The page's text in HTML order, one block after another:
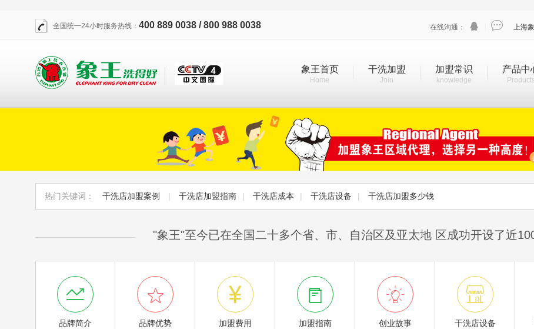
全国统一24小时服务热线： 400 889 0038 / 800 988 0038 在线沟通：   上海
象王首页
Home
干洗加盟
Join
加盟常识
knowledge
产品中
Products
热门关键词： 干洗店加盟案例 | 干洗店加盟指南 | 干洗店成本 | 干洗店设备 | 干洗店加盟多少钱
"象王"至今已在全国二十多个省、市、自治区及亚太地 区成功开设了近

品牌简介

品牌优势

加盟费用

加盟指南

创业故事

干洗店设备